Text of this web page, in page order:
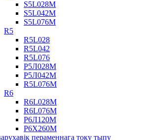
S5L028M
S5L042M
S5L076M
R5
R5L028
R5L042
R5L076
Р5Л028М
Р5Л042М
R5L076M
R6
R6L028M
R6L076M
Р6Л120М
Р6Х260М
пераменнага току тыпу